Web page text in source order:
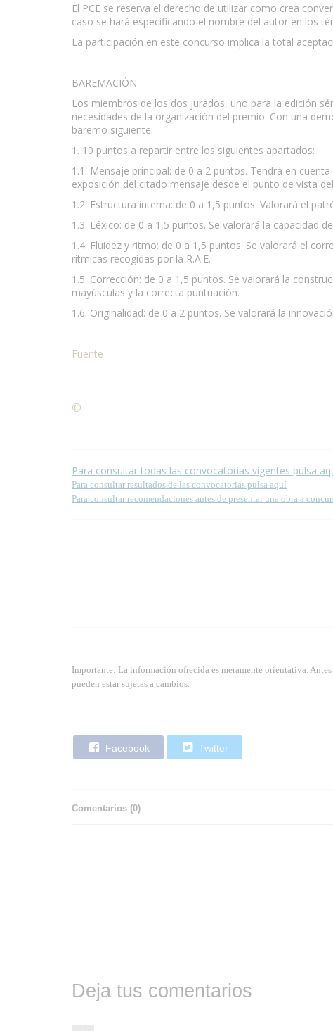
El PCE se reserva el derecho de utilizar como crea
caso se hará especificando el nombre del autor en los
La participación en este concurso implica la total
BAREMACIÓN
Los miembros de los dos jurados, uno para la edición
necesidades de la organización del premio. Con una
baremo siguiente:
1. 10 puntos a repartir entre los siguientes apartados:
1.1. Mensaje principal: de 0 a 2 puntos. Tendrá en
exposición del citado mensaje desde el punto de vista
1.2. Estructura interna: de 0 a 1,5 puntos. Valorará el
1.3. Léxico: de 0 a 1,5 puntos. Se valorará la capacidad
1.4. Fluidez y ritmo: de 0 a 1,5 puntos. Se valorará el
rítmicas recogidas por la R.A.E.
1.5. Corrección: de 0 a 1,5 puntos. Se valorará la
mayúsculas y la correcta puntuación.
1.6. Originalidad: de 0 a 2 puntos. Se valorará la
Fuente
©
Para consultar todas las convocatorias vigentes pulsa
Para consultar resultados de las convocatorias pulsa aquí
Para consultar recomendaciones antes de presentar una obra a
Importante: La información ofrecida es meramente orientativa.
pueden estar sujetas a cambios.
Facebook Twitter
Comentarios (0)
Deja tus comentarios